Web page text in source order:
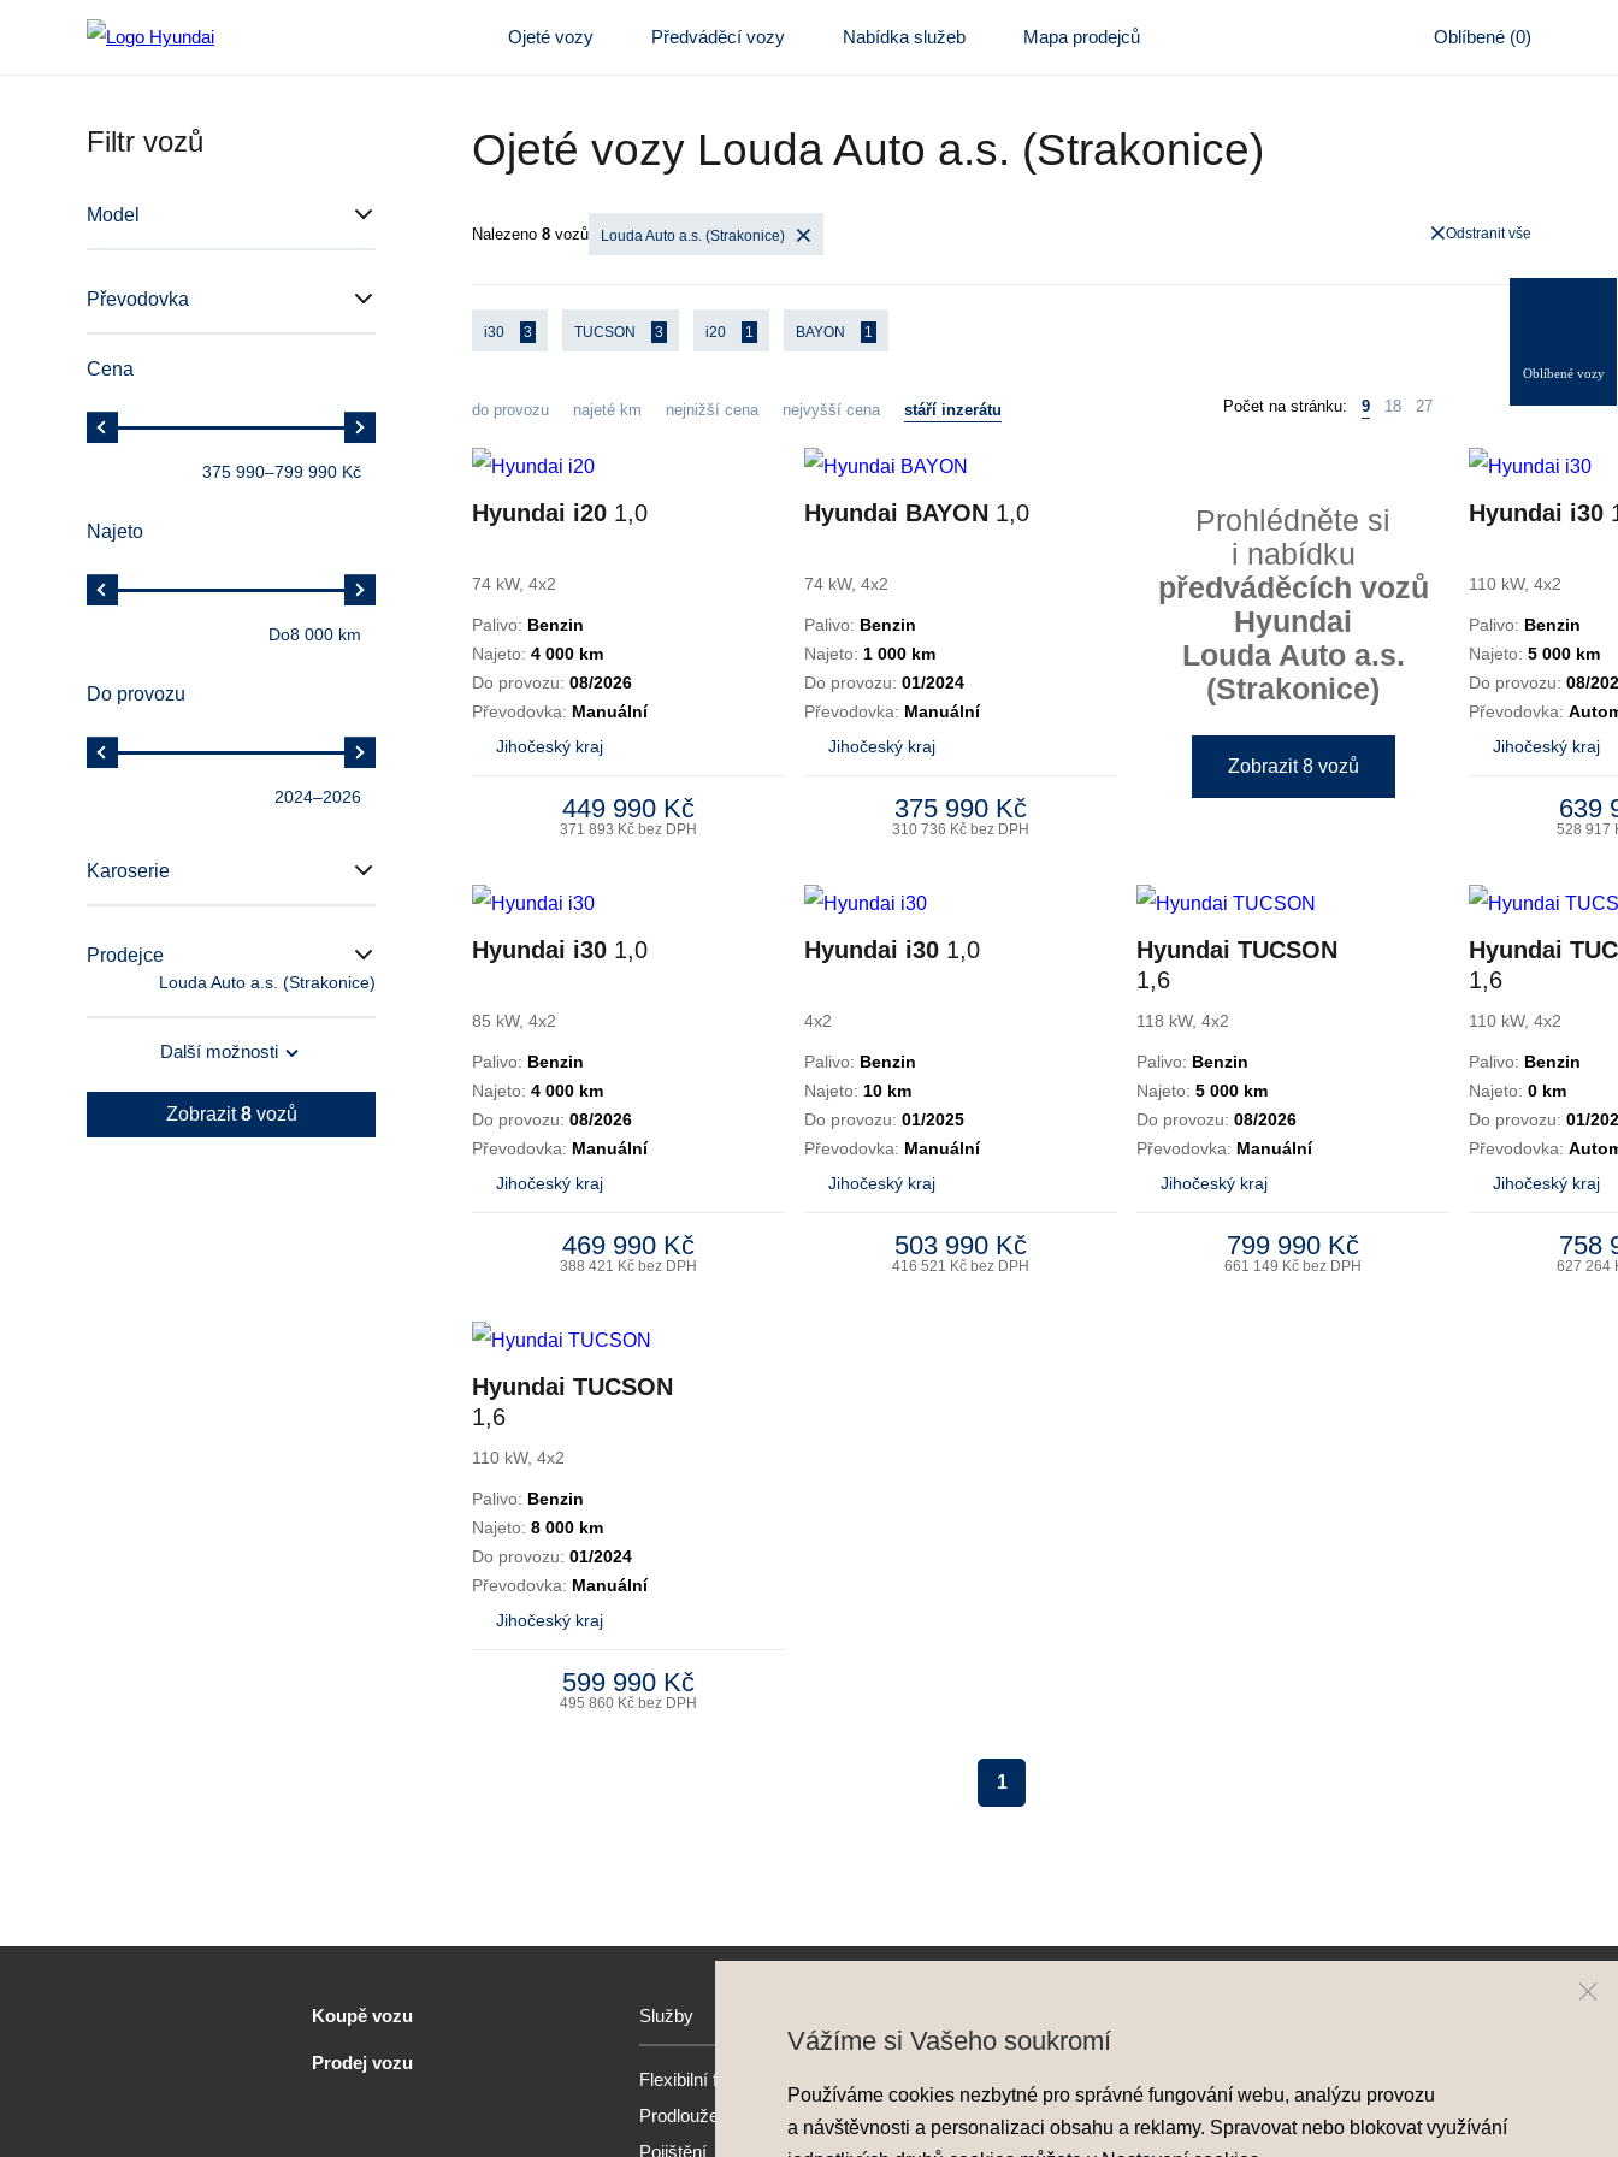
Ojeté vozy Předváděcí vozy Nabídka služeb Mapa prodejců Oblíbené (0)
Oblíbené vozy
Filtr vozů
Model
Převodovka
Cena
375 990–799 990 Kč
Najeto
Do8 000 km
Do provozu
2024–2026
Karoserie
Prodejce
Louda Auto a.s. (Strakonice)
Další možnosti
Zobrazit8vozů
Ojeté vozy Louda Auto a.s. (Strakonice)
Nalezeno 8 vozů Louda Auto a.s. (Strakonice) Odstranit vše
i30 3 TUCSON 3 i20 1 BAYON 1
do provozu najeté km nejnižší cena nejvyšší cena stáří inzerátu Počet na stránku: 9 18 27
Hyundai i20 1,0
74 kW, 4x2
Palivo: Benzin
Najeto: 4 000 km
Do provozu: 08/2026
Převodovka: Manuální
Jihočeský kraj
449 990 Kč
371 893 Kč bez DPH
Hyundai BAYON 1,0
74 kW, 4x2
Palivo: Benzin
Najeto: 1 000 km
Do provozu: 01/2024
Převodovka: Manuální
Jihočeský kraj
375 990 Kč
310 736 Kč bez DPH
Prohlédněte si
i nabídku
předváděcích vozů
Hyundai
Louda Auto a.s.
(Strakonice)
Zobrazit 8 vozů
Hyundai i30
110 kW, 4x2
Palivo: Benzin
Najeto: 5 000 km
Do provozu: 08/
Převodovka:
Jihočeský kraj
639
528 917
Hyundai i30 1,0
85 kW, 4x2
Palivo: Benzin
Najeto: 4 000 km
Do provozu: 08/2026
Převodovka: Manuální
Jihočeský kraj
469 990 Kč
388 421 Kč bez DPH
Hyundai i30 1,0
4x2
Palivo: Benzin
Najeto: 10 km
Do provozu: 01/2025
Převodovka: Manuální
Jihočeský kraj
503 990 Kč
416 521 Kč bez DPH
Hyundai TUCSON
1,6
118 kW, 4x2
Palivo: Benzin
Najeto: 5 000 km
Do provozu: 08/2026
Převodovka: Manuální
Jihočeský kraj
799 990 Kč
661 149 Kč bez DPH
Hyundai
1,6
110 kW, 4x2
Palivo: Benzin
Najeto: 0 km
Do provozu: 01/
Převodovka:
Jihočeský kraj
758
627 264
Hyundai TUCSON
1,6
110 kW, 4x2
Palivo: Benzin
Najeto: 8 000 km
Do provozu: 01/2024
Převodovka: Manuální
Jihočeský kraj
599 990 Kč
495 860 Kč bez DPH
1
Koupě vozu
Prodej vozu
Služby
Flexibilní financování
Prodloužená záruka
Pojištění
Nové skladové vozy
Předváděcí vozy
Vážíme si Vašeho soukromí
Používáme cookies nezbytné pro správné fungování webu, analýzu provozu
a návštěvnosti a personalizaci obsahu a reklamy. Spravovat nebo blokovat využívání